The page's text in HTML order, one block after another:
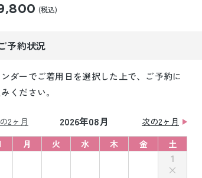
(税込)
予約状況
ダーでご着用日を選択した上で、ご予約に
ください。
2ヶ月 2026年08月
次の2ヶ月
月 火 水 木 金 土
1